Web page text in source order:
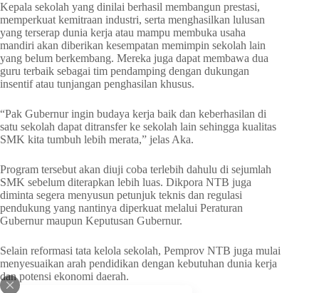
Kepala sekolah yang dinilai berhasil membangun prestasi,
memperkuat kemitraan industri, serta menghasilkan lulusan
yang terserap dunia kerja atau mampu membuka usaha
mandiri akan diberikan kesempatan memimpin sekolah lain
yang belum berkembang. Mereka juga dapat membawa dua
guru terbaik sebagai tim pendamping dengan dukungan
insentif atau tunjangan penghasilan khusus.
“Pak Gubernur ingin budaya kerja baik dan keberhasilan di
satu sekolah dapat ditransfer ke sekolah lain sehingga kualitas
SMK kita tumbuh lebih merata,” jelas Aka.
Program tersebut akan diuji coba terlebih dahulu di sejumlah
SMK sebelum diterapkan lebih luas. Dikpora NTB juga
diminta segera menyusun petunjuk teknis dan regulasi
pendukung yang nantinya diperkuat melalui Peraturan
Gubernur maupun Keputusan Gubernur.
Selain reformasi tata kelola sekolah, Pemprov NTB juga mulai
menyesuaikan arah pendidikan dengan kebutuhan dunia kerja
dan potensi ekonomi daerah.